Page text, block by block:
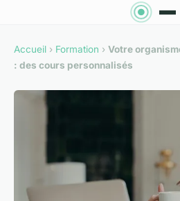
Accueil › Formation › Votre
: des cours personnalisés